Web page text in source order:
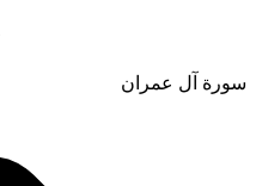
سورة آل عمران